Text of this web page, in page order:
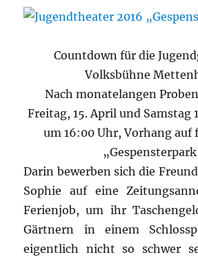
Countdown für die
Volksbühne
Nach monatelangen
Freitag, 15. April und Samstag
um 16:00 Uhr, Vorhang auf
Darin bewerben sich die
Sophie auf eine
Ferienjob, um ihr
Gärtnern in einem
eigentlich nicht so schwer